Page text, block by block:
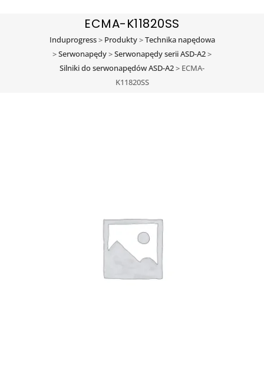
ECMA-K11820SS
Induprogress> Produkty>Technika napędowa
>Serwonapędy>Serwonapędy serii ASD-A2>
Silniki do serwonapędów ASD-A2> ECMA-
K11820SS